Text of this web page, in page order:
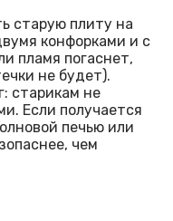
старую плиту на
конфорками и с
пламя погаснет,
не будет).
старикам не
Если получается
печью или
чем